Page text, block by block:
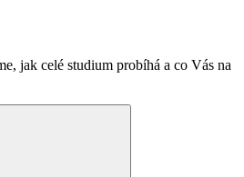
jak celé studium probíhá a co Vás na